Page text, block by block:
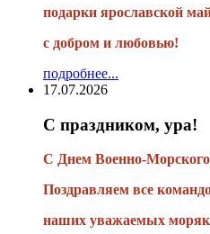
подарки ярославской
с добром и любовью!
подробнее...
17.07.2026
С праздником, ура!
С Днем Военно-
Поздравляем все
наших уважаемых